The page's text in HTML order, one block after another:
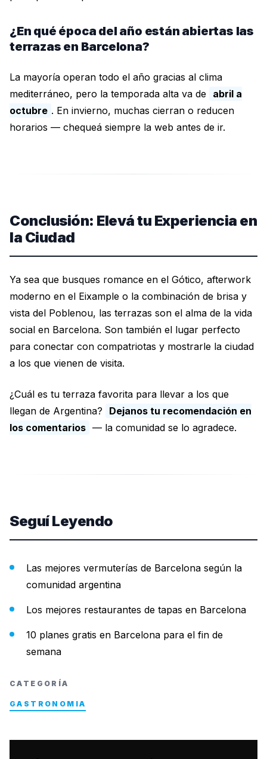
¿En qué época del año están abiertas las
terrazas en Barcelona?
La mayoría operan todo el año gracias al clima
mediterráneo, pero la temporada alta va de abril a
octubre . En invierno, muchas cierran o reducen
horarios — chequeá siempre la web antes de ir.
Conclusión: Elevá tu Experiencia en
la Ciudad
Ya sea que busques romance en el Gótico, afterwork
moderno en el Eixample o la combinación de brisa y
vista del Poblenou, las terrazas son el alma de la vida
social en Barcelona. Son también el lugar perfecto
para conectar con compatriotas y mostrarle la ciudad
a los que vienen de visita.
¿Cuál es tu terraza favorita para llevar a los que
llegan de Argentina?
Dejanos tu recomendación en
los comentarios — la comunidad se lo agradece.
Seguí Leyendo
Las mejores vermuterías de Barcelona según la
comunidad argentina
Los mejores restaurantes de tapas en Barcelona
10 planes gratis en Barcelona para el fin de
semana
CATEGORÍA
GASTRONOMIA